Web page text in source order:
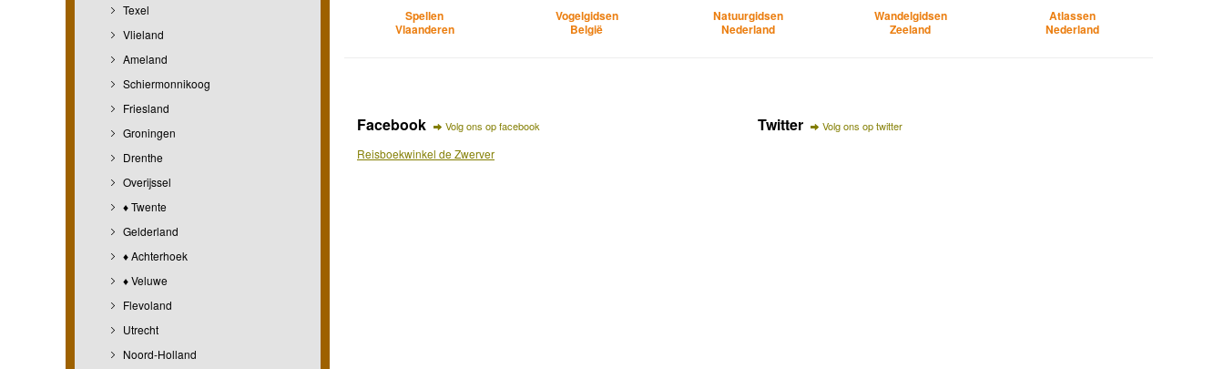
Texel
Vlieland
Ameland
Schiermonnikoog
Friesland
Groningen
Drenthe
Overijssel
♦ Twente
Gelderland
♦ Achterhoek
♦ Veluwe
Flevoland
Utrecht
Noord-Holland
Spellen
Vlaanderen
Vogelgidsen
België
Natuurgidsen
Nederland
Wandelgidsen
Zeeland
Atlassen
Nederland
Facebook Volg ons op facebook
Reisboekwinkel de Zwerver
Twitter Volg ons op twitter